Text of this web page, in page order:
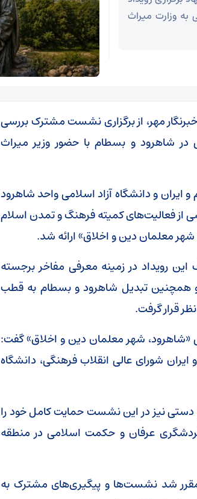
وزارت میراث
مهر، از برگزاری نشست مشترک بررسی
شاهرود و بسطام با حضور وزیر میراث
ایران و دانشگاه آزاد اسلامی واحد شاهرود
از فعالیت‌های کمیته فرهنگ و تمدن اسلام
معلمان دین و اخلاق» ارائه شد.
رویداد در زمینه معرفی مفاخر برجسته
و همچنین تبدیل شاهرود و بسطام به قطب
قرار گرفت.
«شاهرود، شهر معلمان دین و اخلاق» گفت:
شورای عالی انقلاب فرهنگی، دانشگاه
نیز در این نشست حمایت کامل خود را
عرفان و حکمت اسلامی در منطقه
مقرر شد نشست‌ها و پیگیری‌های مشترک به